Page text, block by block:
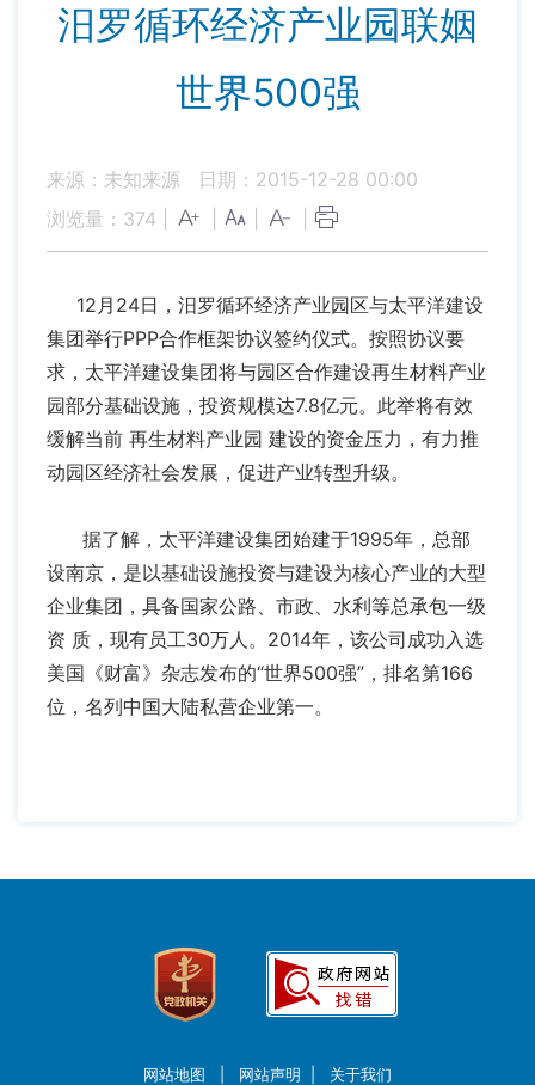
汨罗循环经济产业园联姻
世界500强
来源：未知来源
日期：2015-12-28 00:00
浏览量： 374
12月24日，汨罗循环经济产业园区与太平洋建设
集团举行PPP合作框架协议签约仪式。按照协议要
求，太平洋建设集团将与园区合作建设再生材料产业
园部分基础设施，投资规模达7.8亿元。此举将有效
缓解当前 再生材料产业园 建设的资金压力，有力推
动园区经济社会发展，促进产业转型升级。
据了解，太平洋建设集团始建于1995年，总部
设南京，是以基础设施投资与建设为核心产业的大型
企业集团，具备国家公路、市政、水利等总承包一级
资 质，现有员工30万人。2014年，该公司成功入选
美国《财富》杂志发布的“世界500强”，排名第166
位，名列中国大陆私营企业第一。
网站地图 网站声明 关于我们